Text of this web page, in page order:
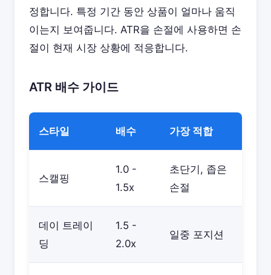
정합니다. 특정 기간 동안 상품이 얼마나 움직
이는지 보여줍니다. ATR을 손절에 사용하면 손
절이 현재 시장 상황에 적응합니다.
ATR 배수 가이드
스타일 배수 가장 적합
스캘핑
1.0 -
1.5x
초단기, 좁은
손절
데이 트레이
딩
1.5 -
2.0x
일중 포지션